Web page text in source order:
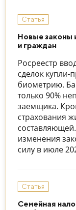
Статья
Новые законы
и граждан
Росреестр
сделок купли-
биометрию.
только 90%
заемщика.
страхования
изменения
силу в июле
Статья
Семейная